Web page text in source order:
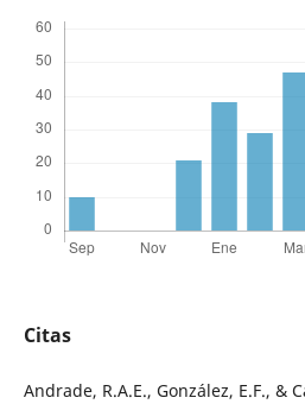
Citas
Andrade, R.A.E., González, E.F., &